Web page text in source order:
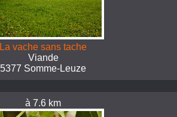
La vache sans tache
Viande
5377 Somme-Leuze
à 7.6 km